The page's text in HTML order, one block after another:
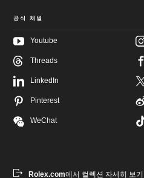
메
인
텐
로
동
공식 채널
Youtube
Threads
LinkedIn
Pinterest
WeChat
Rolex.com에서 컬렉션 자세히 보기